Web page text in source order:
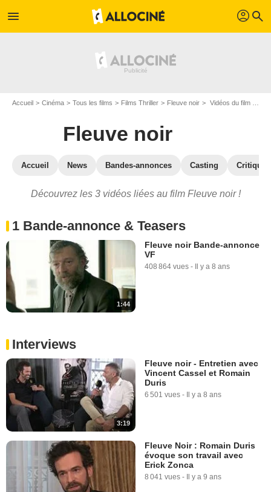
menu profil search
Accueil Cinéma Tous les films Films Thriller Fleuve noir Vidéos du film Fleuve noir
Fleuve noir
Accueil News Bandes-annonces Casting
Découvrez les 3 vidéos liées au film Fleuve noir !
1 Bande-annonce & Teasers
1:44
Fleuve noir Bande-annonce
VF
408 864 vues - Il y a 8 ans
Interviews
3:19
Fleuve noir - Entretien avec
Vincent Cassel et Romain
Duris
6 501 vues - Il y a 8 ans
Fleuve Noir : Romain Duris
évoque son travail avec
Erick Zonca
8 041 vues - Il y a 9 ans